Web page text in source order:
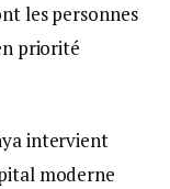
les personnes
priorité
intervient
moderne